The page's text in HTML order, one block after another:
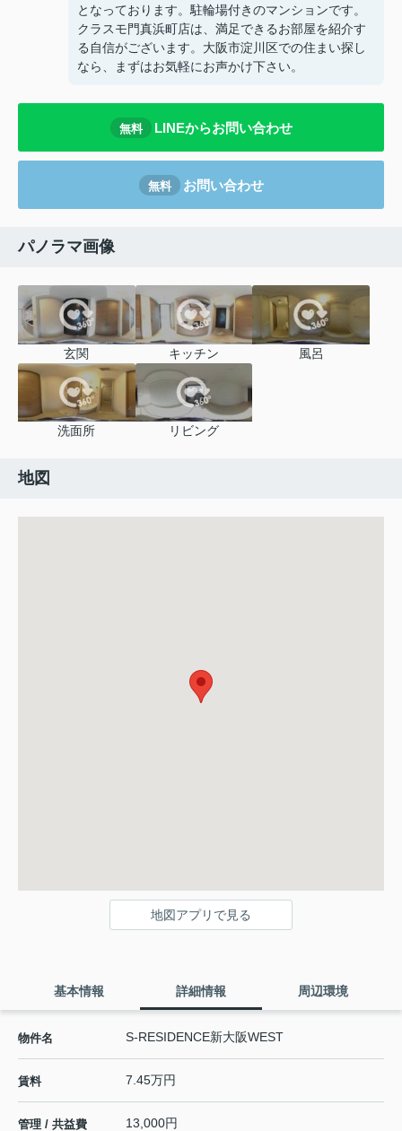
となっております。駐輪場付きのマンションです。
クラスモ門真浜町店は、満足できるお部屋を紹介す
る自信がございます。大阪市淀川区での住まい探し
なら、まずはお気軽にお声かけ下さい。
無料 LINEからお問い合わせ
無料 お問い合わせ
パノラマ画像
玄関 キッチン 風呂
洗面所 リビング
地図
地図アプリで見る
基本情報 詳細情報 周辺環境
物件名 S-RESIDENCE新大阪WEST
賃料 7.45万円
管理 / 共益費 13,000円